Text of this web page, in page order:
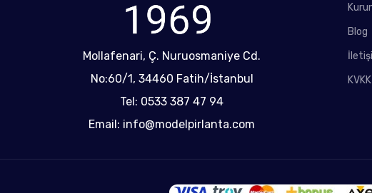
Mollafenari, Ç. Nuruosmaniye Cd.
No:60/1, 34460 Fatih/İstanbul
Tel: 0533 387 47 94
Email: info@modelpirlanta.com
Blog
KVKK